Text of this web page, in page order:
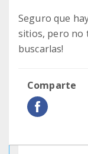
Seguro que
sitios, pero no
buscarlas!
Comparte